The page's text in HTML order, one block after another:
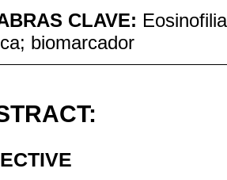
CLAVE:
biomarcador